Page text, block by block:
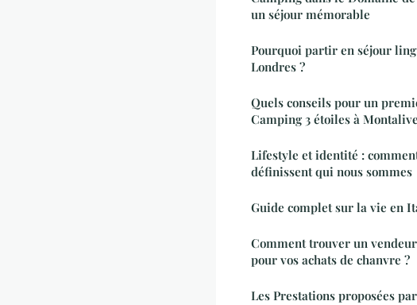
un séjour mémorable
Pourquoi partir en séjour
Londres ?
Quels conseils pour un
Camping 3 étoiles à
Lifestyle et identité :
définissent qui nous sommes
Guide complet sur la vie en
Comment trouver un
pour vos achats de chanvre ?
Les Prestations proposées